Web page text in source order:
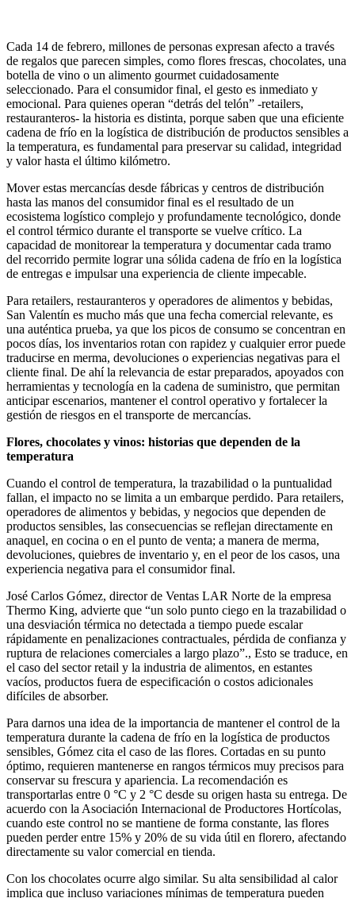
Cada 14 de febrero, millones de personas expresan afecto a través
de regalos que parecen simples, como flores frescas, chocolates, una
botella de vino o un alimento gourmet cuidadosamente
seleccionado. Para el consumidor final, el gesto es inmediato y
emocional. Para quienes operan “detrás del telón” -retailers,
restauranteros- la historia es distinta, porque saben que una eficiente
cadena de frío en la logística de distribución de productos sensibles a
la temperatura, es fundamental para preservar su calidad, integridad
y valor hasta el último kilómetro.
Mover estas mercancías desde fábricas y centros de distribución
hasta las manos del consumidor final es el resultado de un
ecosistema logístico complejo y profundamente tecnológico, donde
el control térmico durante el transporte se vuelve crítico. La
capacidad de monitorear la temperatura y documentar cada tramo
del recorrido permite lograr una sólida cadena de frío en la logística
de entregas e impulsar una experiencia de cliente impecable.
Para retailers, restauranteros y operadores de alimentos y bebidas,
San Valentín es mucho más que una fecha comercial relevante, es
una auténtica prueba, ya que los picos de consumo se concentran en
pocos días, los inventarios rotan con rapidez y cualquier error puede
traducirse en merma, devoluciones o experiencias negativas para el
cliente final. De ahí la relevancia de estar preparados, apoyados con
herramientas y tecnología en la cadena de suministro, que permitan
anticipar escenarios, mantener el control operativo y fortalecer la
gestión de riesgos en el transporte de mercancías.
Flores, chocolates y vinos: historias que dependen de la
temperatura
Cuando el control de temperatura, la trazabilidad o la puntualidad
fallan, el impacto no se limita a un embarque perdido. Para retailers,
operadores de alimentos y bebidas, y negocios que dependen de
productos sensibles, las consecuencias se reflejan directamente en
anaquel, en cocina o en el punto de venta; a manera de merma,
devoluciones, quiebres de inventario y, en el peor de los casos, una
experiencia negativa para el consumidor final.
José Carlos Gómez, director de Ventas LAR Norte de la empresa
Thermo King, advierte que “un solo punto ciego en la trazabilidad o
una desviación térmica no detectada a tiempo puede escalar
rápidamente en penalizaciones contractuales, pérdida de confianza y
ruptura de relaciones comerciales a largo plazo”., Esto se traduce, en
el caso del sector retail y la industria de alimentos, en estantes
vacíos, productos fuera de especificación o costos adicionales
difíciles de absorber.
Para darnos una idea de la importancia de mantener el control de la
temperatura durante la cadena de frío en la logística de productos
sensibles, Gómez cita el caso de las flores. Cortadas en su punto
óptimo, requieren mantenerse en rangos térmicos muy precisos para
conservar su frescura y apariencia. La recomendación es
transportarlas entre 0 °C y 2 °C desde su origen hasta su entrega. De
acuerdo con la Asociación Internacional de Productores Hortícolas,
cuando este control no se mantiene de forma constante, las flores
pueden perder entre 15% y 20% de su vida útil en florero, afectando
directamente su valor comercial en tienda.
Con los chocolates ocurre algo similar. Su alta sensibilidad al calor
implica que incluso variaciones mínimas de temperatura pueden